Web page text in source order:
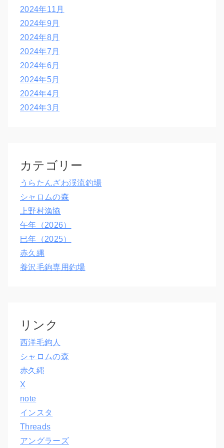
2024年11月
2024年9月
2024年8月
2024年7月
2024年6月
2024年5月
2024年4月
2024年3月
カテゴリー
うらたんざわ渓流釣場
シャロムの森
上野村漁協
午年（2026）
巳年（2025）
赤久縄
養沢毛鉤専用釣場
リンク
西洋毛鉤人
シャロムの森
赤久縄
X
note
インスタ
Threads
アングラーズ